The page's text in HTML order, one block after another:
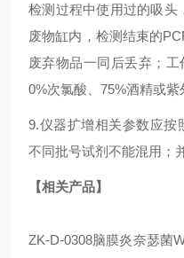
检测过程中使用过的吸头
废物缸内，检测结束的
废弃物品一同后丢弃；
0%次氯酸、75%酒精或紫
9.仪器扩增相关参数应按
不同批号试剂不能混用；
【相关产品】
ZK-D-0308脑膜炎奈瑟菌